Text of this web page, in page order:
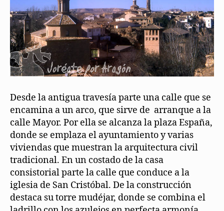
Desde la antigua travesía parte una calle que se
encamina a un arco, que sirve de arranque a la
calle Mayor. Por ella se alcanza la plaza España,
donde se emplaza el ayuntamiento y varias
viviendas que muestran la arquitectura civil
tradicional. En un costado de la casa
consistorial parte la calle que conduce a la
iglesia de San Cristóbal. De la construcción
destaca su torre mudéjar, donde se combina el